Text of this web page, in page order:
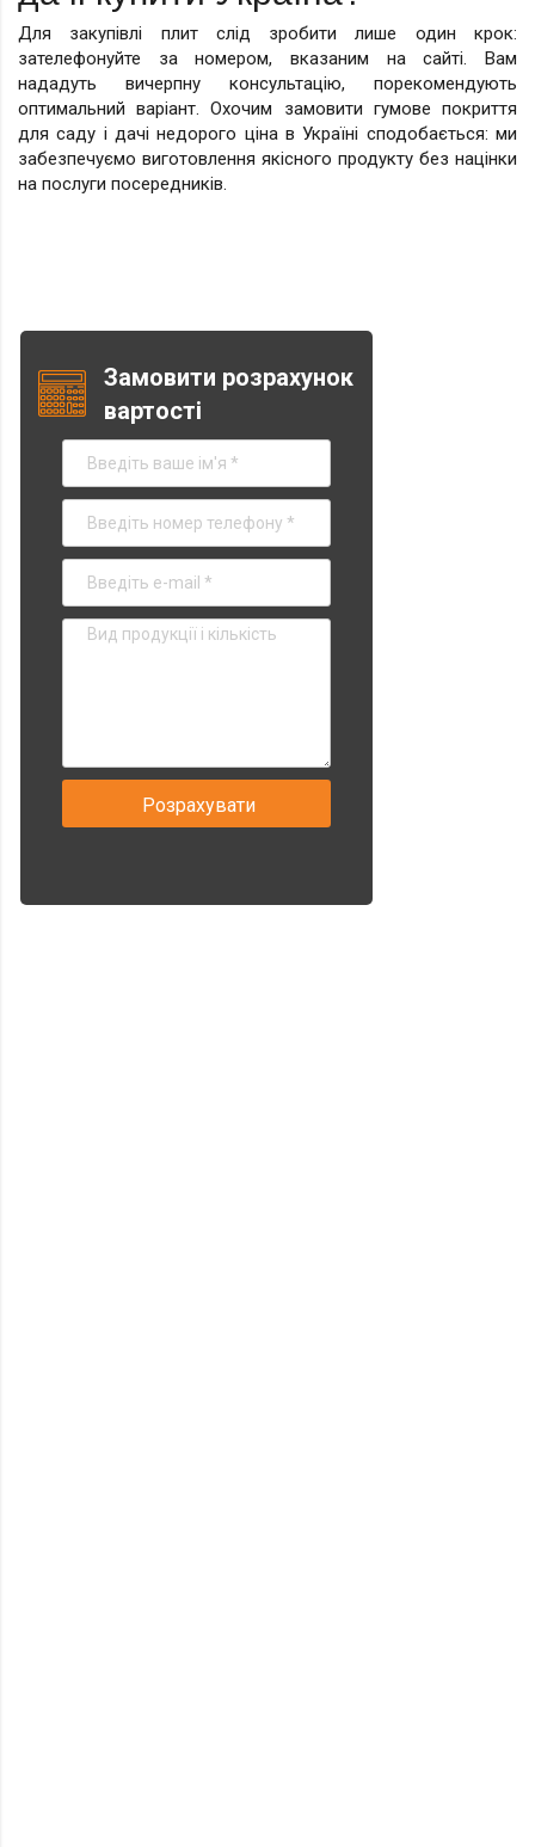
Для закупівлі плит слід зробити лише один крок:
зателефонуйте за номером, вказаним на сайті. Вам
нададуть вичерпну консультацію, порекомендують
оптимальний варіант. Охочим замовити гумове покриття
для саду і дачі недорого ціна в Україні сподобається: ми
забезпечуємо виготовлення якісного продукту без націнки
на послуги посередників.
Замовити розрахунок
вартості